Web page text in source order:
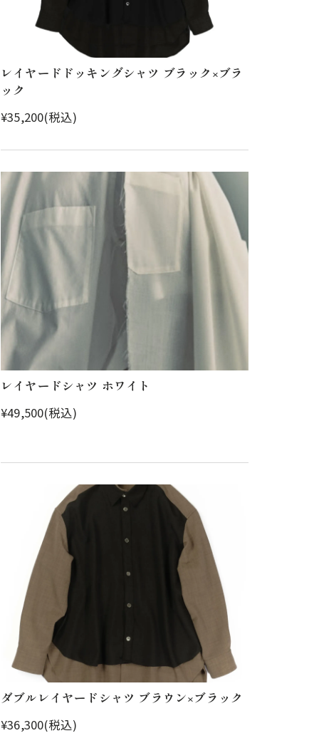
レイヤードドッキングシャツ ブラック×ブラ
ック
¥35,200(税込)
レイヤードシャツ ホワイト
¥49,500(税込)
ダブルレイヤードシャツ ブラウン×ブラック
¥36,300(税込)